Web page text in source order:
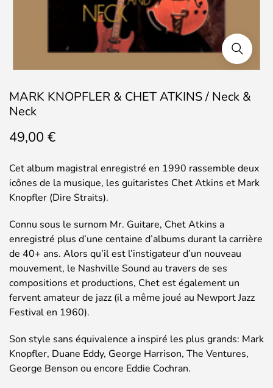
MARK KNOPFLER & CHET ATKINS / Neck &
Neck
49,00 €
Cet album magistral enregistré en 1990 rassemble deux
icônes de la musique, les guitaristes Chet Atkins et Mark
Knopfler (Dire Straits).
Connu sous le surnom Mr. Guitare, Chet Atkins a
enregistré plus d’une centaine d’albums durant la carrière
de 40+ ans. Alors qu’il est l’instigateur d’un nouveau
mouvement, le Nashville Sound au travers de ses
compositions et productions, Chet est également un
fervent amateur de jazz (il a même joué au Newport Jazz
Festival en 1960).
Son style sans équivalence a inspiré les plus grands: Mark
Knopfler, Duane Eddy, George Harrison, The Ventures,
George Benson ou encore Eddie Cochran.